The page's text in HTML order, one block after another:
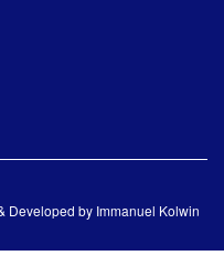
Developed by Immanuel Kolwin